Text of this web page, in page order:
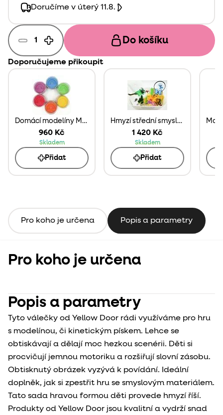
vše.
Doručíme v úterý 11.8.
Do košíku
Doporučujeme přikoupit
Domácí modelíny Mamolíny 6 ks
960 Kč
Skladem
Přidat
Hmyzí střední smyslobox
1 420 Kč
Skladem
Přidat
Pro koho je určena Popis a parametry
Pro koho je určena
Popis a parametry
Tyto válečky od Yellow Door rádi využíváme pro hru
s modelínou, či kinetickým pískem. Lehce se
obtiskávají a dělají moc hezkou scenérii. Děti si
procvičují jemnou motoriku a rozšiřují slovní zásobu.
Obtisknutý obrázek vyzývá k povídání. Ideální
doplněk, jak si zpestřit hru se smyslovým materiálem.
Tato sada hravou formou děti provede hmyzí říší.
Produkty od Yellow Door jsou kvalitní a vydrží snad